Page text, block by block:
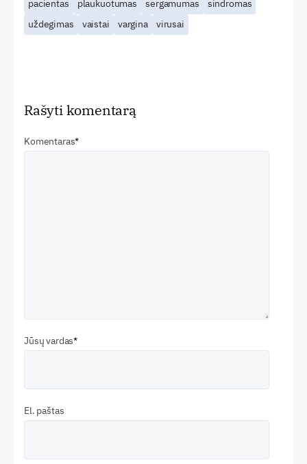
pacientas plaukuotumas sergamumas
sindromas
uždegimas
vaistai vargina virusai
Rašyti komentarą
Komentaras
Jūsų vardas
El. paštas